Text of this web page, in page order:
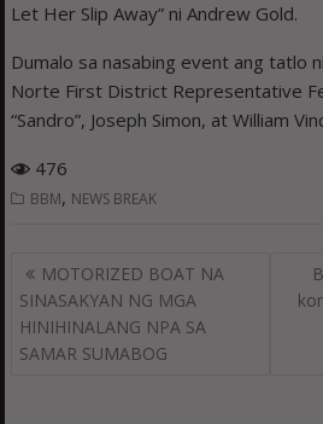
Let Her Slip Away” ni Andrew Gold.
Dumalo sa nasabing event ang tatlo
Norte First District Representative
“Sandro”, Joseph Simon, at William
476
BBM, NEWS BREAK
Post
navigation
MOTORIZED BOAT NA
SINASAKYAN NG MGA
HINIHINALANG NPA SA
SAMAR SUMABOG